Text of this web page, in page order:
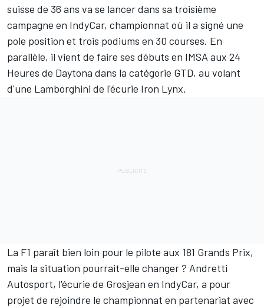
suisse de 36 ans va se lancer dans sa troisième
campagne en IndyCar, championnat où il a signé une
pole position et trois podiums en 30 courses. En
parallèle, il vient de faire ses débuts en IMSA aux 24
Heures de Daytona dans la catégorie GTD, au volant
d'une Lamborghini de l'écurie Iron Lynx.
La F1 paraît bien loin pour le pilote aux 181 Grands Prix,
mais la situation pourrait-elle changer ? Andretti
Autosport, l'écurie de Grosjean en IndyCar, a pour
projet de rejoindre le championnat en partenariat avec